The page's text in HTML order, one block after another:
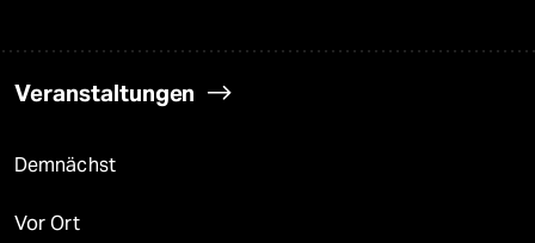
Veranstaltungen
Demnächst
Vor Ort